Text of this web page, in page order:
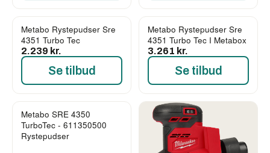
Metabo Rystepudser Sre
4351 Turbo Tec
2.239 kr.
Se tilbud
Metabo Rystepudser Sre
4351 Turbo Tec I Metabox
3.261 kr.
Se tilbud
Metabo SRE 4350
TurboTec - 611350500
Rystepudser